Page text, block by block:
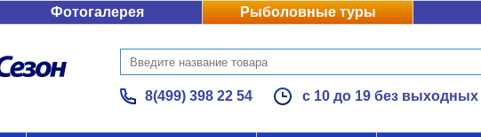
Фотогалерея Рыболовные туры
8(499) 398 22 54 с 10 до 19 без выходных